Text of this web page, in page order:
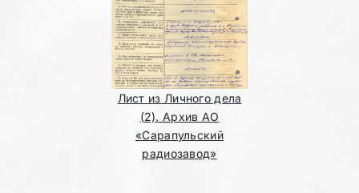
Лист из Личного дела
(2). Архив АО
«Сарапульский
радиозавод»